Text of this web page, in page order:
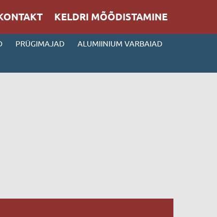
KELDRI MÕÕDISTAMINE
PRÜGIMAJAD ALUMIINIUM VARBAIAD